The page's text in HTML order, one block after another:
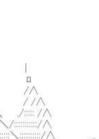
|
:::/:::::::
:::::::::::::::
＼ ./
＼/:::::::::::/
'，